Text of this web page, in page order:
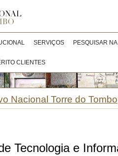
SERVIÇOS PESQUISAR
CLIENTES
Nacional Torre do Tombo
Tecnologia e